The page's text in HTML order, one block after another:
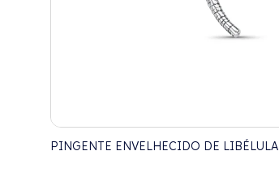
PINGENTE ENVELHECIDO DE LIBÉLULA